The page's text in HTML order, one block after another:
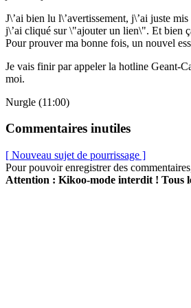
J\’ai bien lu l\’avertissement, j\’ai juste
j\’ai cliqué sur \"ajouter un lien\". Et bien
Pour prouver ma bonne fois, un nouvel
Je vais finir par appeler la hotline Geant-
moi.
Nurgle (11:00)
Commentaires inutiles
[ Nouveau sujet de pourrissage ]
Pour pouvoir enregistrer des
Attention : Kikoo-mode interdit ! Tous